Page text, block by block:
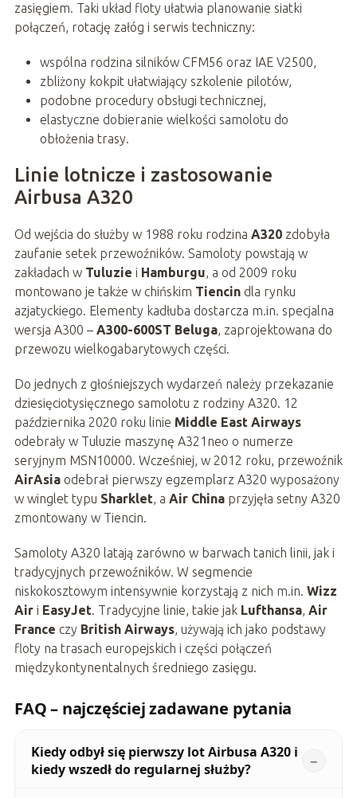
zasięgiem. Taki układ floty ułatwia planowanie siatki
połączeń, rotację załóg i serwis techniczny:
wspólna rodzina silników CFM56 oraz IAE V2500,
zbliżony kokpit ułatwiający szkolenie pilotów,
podobne procedury obsługi technicznej,
elastyczne dobieranie wielkości samolotu do
obłożenia trasy.
Linie lotnicze i zastosowanie
Airbusa A320
Od wejścia do służby w 1988 roku rodzina A320zdobyła
zaufanie setek przewoźników. Samoloty powstają w
zakładach w Tuluzie i Hamburgu, a od 2009 roku
montowano je także w chińskim Tiencindla rynku
azjatyckiego. Elementy kadłuba dostarcza m.in. specjalna
wersja A300 – A300-600ST Beluga, zaprojektowana do
przewozu wielkogabarytowych części.
Do jednych z głośniejszych wydarzeń należy przekazanie
dziesięciotysięcznego samolotu z rodziny A320. 12
października 2020 roku linie Middle East Airways
odebrały w Tuluzie maszynę A321neo o numerze
seryjnym MSN10000. Wcześniej, w 2012 roku, przewoźnik
AirAsiaodebrał pierwszy egzemplarz A320 wyposażony
w winglet typu Sharklet, a Air Chinaprzyjęła setny A320
zmontowany w Tiencin.
Samoloty A320 latają zarówno w barwach tanich linii, jak i
tradycyjnych przewoźników. W segmencie
niskokosztowym intensywnie korzystają z nich m.in. Wizz
Airi EasyJet. Tradycyjne linie, takie jak Lufthansa, Air
France czy British Airways, używają ich jako podstawy
floty na trasach europejskich i części połączeń
międzykontynentalnych średniego zasięgu.
FAQ – najczęściej zadawane pytania
Kiedy odbył się pierwszy lot Airbusa A320 i
kiedy wszedł do regularnej służby?